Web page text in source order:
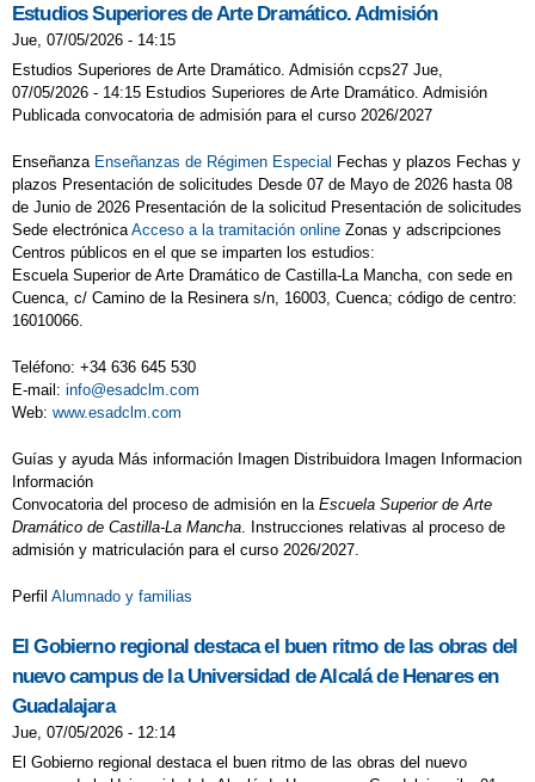
Estudios Superiores de Arte Dramático. Admisión
Jue, 07/05/2026 - 14:15
Estudios Superiores de Arte Dramático. Admisión ccps27 Jue,
07/05/2026 - 14:15 Estudios Superiores de Arte Dramático. Admisión
Publicada convocatoria de admisión para el curso 2026/2027
Enseñanza Enseñanzas de Régimen Especial Fechas y plazos Fechas y
plazos Presentación de solicitudes Desde 07 de Mayo de 2026 hasta 08
de Junio de 2026 Presentación de la solicitud Presentación de solicitudes
Sede electrónicaAcceso a la tramitación online Zonas y adscripciones
Centros públicos en el que se imparten los estudios:
Escuela Superior de Arte Dramático de Castilla-La Mancha, con sede en
Cuenca, c/ Camino de la Resinera s/n, 16003, Cuenca; código de centro:
16010066.
Teléfono: +34 636 645 530
E-mail: info@esadclm.com
Web: www.esadclm.com
Guías y ayuda Más información Imagen Distribuidora Imagen Informacion
Información
Convocatoria del proceso de admisión en la Escuela Superior de Arte
Dramático de Castilla-La Mancha. Instrucciones relativas al proceso de
admisión y matriculación para el curso 2026/2027.
Perfil Alumnado y familias
El Gobierno regional destaca el buen ritmo de las obras del
nuevo campus de la Universidad de Alcalá de Henares en
Guadalajara
Jue, 07/05/2026 - 12:14
El Gobierno regional destaca el buen ritmo de las obras del nuevo